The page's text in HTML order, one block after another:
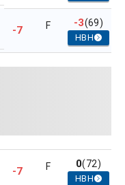
-7 F -3(69)
HBH
-7 F 0(72)
HBH